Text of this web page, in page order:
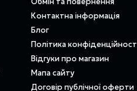
Контактна інформація
Блог
Політика
Відгуки про магазин
Мапа сайту
Договір публічної оферти